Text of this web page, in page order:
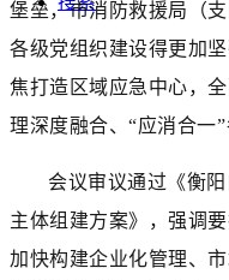
堡垒，市消防救援局（
各级党组织建设得更加
焦打造区域应急中心，
理深度融合、“应消合一
会议审议通过《衡
主体组建方案》，强调
加快构建企业化管理、